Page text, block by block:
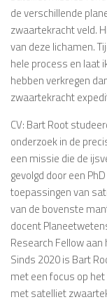
de verschillende
zwaartekracht veld.
van deze lichamen.
hele process en laat
hebben verkregen
zwaartekracht
CV: Bart Root
onderzoek in de
een missie die de
gevolgd door een
toepassingen van
van de bovenste
docent
Research Fellow
Sinds 2020 is Bart
met een focus op
met satelliet